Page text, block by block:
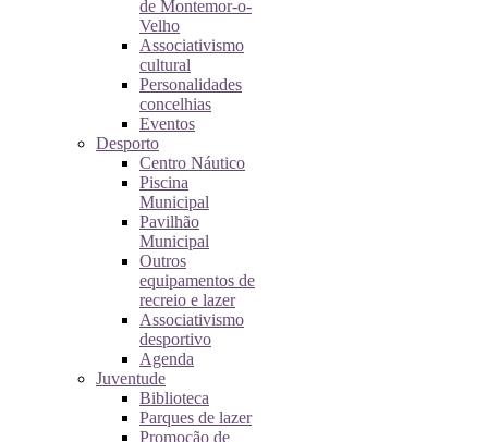
de Montemor-o-
Velho
Associativismo
cultural
Personalidades
concelhias
Eventos
Desporto
Centro Náutico
Piscina
Municipal
Pavilhão
Municipal
Outros
equipamentos de
recreio e lazer
Associativismo
desportivo
Agenda
Juventude
Biblioteca
Parques de lazer
Promoção de